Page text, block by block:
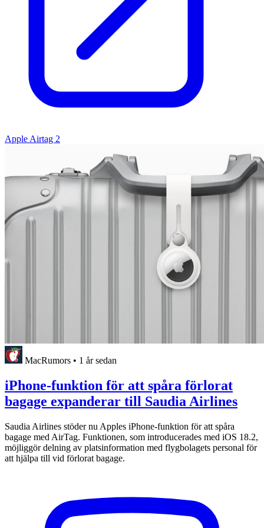
Apple Airtag 2
MacRumors • 1 år sedan
iPhone-funktion för att spåra förlorat
bagage expanderar till Saudia Airlines
Saudia Airlines stöder nu Apples iPhone-funktion för att spåra
bagage med AirTag. Funktionen, som introducerades med iOS 18.2,
möjliggör delning av platsinformation med flygbolagets personal för
att hjälpa till vid förlorat bagage.